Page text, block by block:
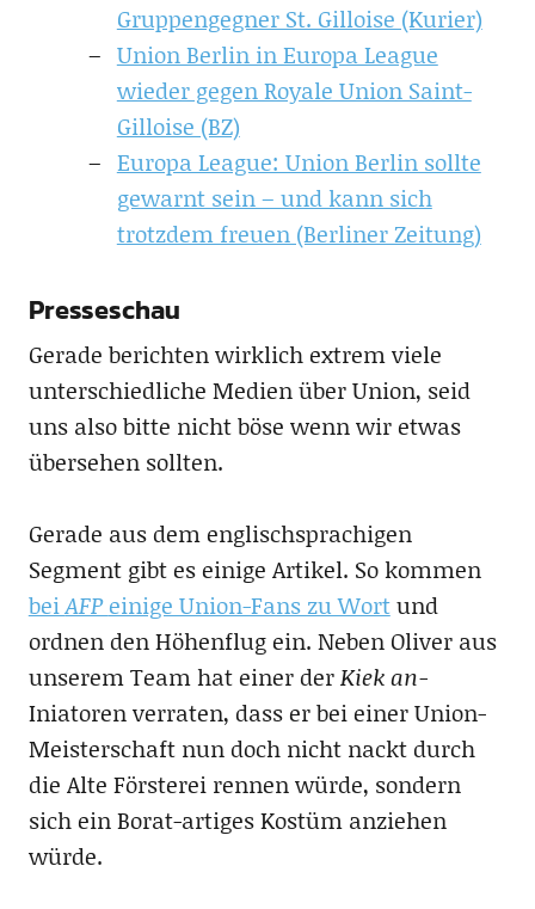
Gruppengegner St. Gilloise (Kurier)
Union Berlin in Europa League
wieder gegen Royale Union Saint-
Gilloise (BZ)
Europa League: Union Berlin sollte
gewarnt sein – und kann sich
trotzdem freuen (Berliner Zeitung)
Presseschau
Gerade berichten wirklich extrem viele
unterschiedliche Medien über Union, seid
uns also bitte nicht böse wenn wir etwas
übersehen sollten.
Gerade aus dem englischsprachigen
Segment gibt es einige Artikel. So kommen
beiAFPeinige Union-Fans zu Wortund
ordnen den Höhenflug ein. Neben Oliver aus
unserem Team hat einer derKiek an-
Iniatoren verraten, dass er bei einer Union-
Meisterschaft nun doch nicht nackt durch
die Alte Försterei rennen würde, sondern
sich ein Borat-artiges Kostüm anziehen
würde.